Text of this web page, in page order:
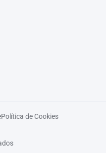
Política de Cookies